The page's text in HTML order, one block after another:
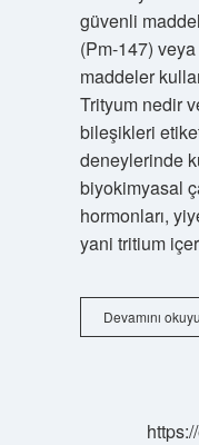
güvenli
(Pm-147)
maddeler
Trityum nedir
bileşikleri
deneylerinde
biyokimyasal
hormonları,
yani tritium
Devamını